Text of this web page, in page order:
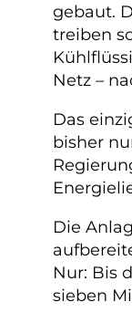
gebaut.
treiben
Netz –
Das
bisher
Die
Nur: Bis
sieben